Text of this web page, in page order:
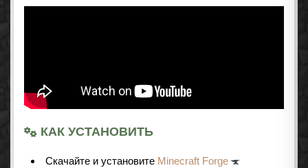
КАК УСТАНОВИТЬ
Cкачайте и установите Minecraft Forge